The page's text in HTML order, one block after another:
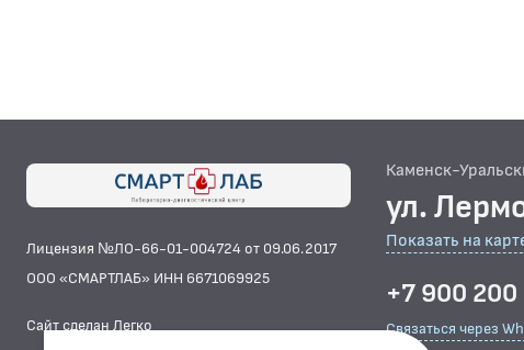
Лицензия №ЛО-66-01-004724 от 09.06.2017
ООО «СМАРТЛАБ» ИНН 6671069925
Сайт сделан Легко
Каменск-
ул.
Показать на
+7 900 200
Связаться через